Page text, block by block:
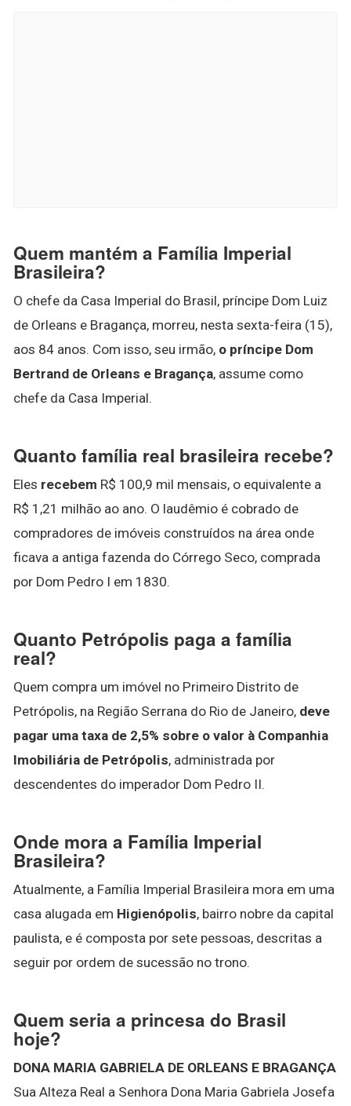
Quem mantém a Família Imperial
Brasileira?
O chefe da Casa Imperial do Brasil, príncipe Dom Luiz
de Orleans e Bragança, morreu, nesta sexta-feira (15),
aos 84 anos. Com isso, seu irmão, o príncipe Dom
Bertrand de Orleans e Bragança, assume como
chefe da Casa Imperial.
Quanto família real brasileira recebe?
Eles recebem R$ 100,9 mil mensais, o equivalente a
R$ 1,21 milhão ao ano. O laudêmio é cobrado de
compradores de imóveis construídos na área onde
ficava a antiga fazenda do Córrego Seco, comprada
por Dom Pedro I em 1830.
Quanto Petrópolis paga a família
real?
Quem compra um imóvel no Primeiro Distrito de
Petrópolis, na Região Serrana do Rio de Janeiro, deve
pagar uma taxa de 2,5% sobre o valor à Companhia
Imobiliária de Petrópolis, administrada por
descendentes do imperador Dom Pedro II.
Onde mora a Família Imperial
Brasileira?
Atualmente, a Família Imperial Brasileira mora em uma
casa alugada em Higienópolis, bairro nobre da capital
paulista, e é composta por sete pessoas, descritas a
seguir por ordem de sucessão no trono.
Quem seria a princesa do Brasil
hoje?
DONA MARIA GABRIELA DE ORLEANS E BRAGANÇA
Sua Alteza Real a Senhora Dona Maria Gabriela Josefa